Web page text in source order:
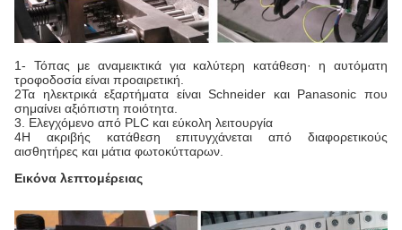
1- Τόπας με αναμεικτικά για καλύτερη κατάθεση· η αυτόματη
τροφοδοσία είναι προαιρετική.
2Τα ηλεκτρικά εξαρτήματα είναι Schneider και Panasonic που
σημαίνει αξιόπιστη ποιότητα.
3. Ελεγχόμενο από PLC και εύκολη λειτουργία
4Η ακριβής κατάθεση επιτυγχάνεται από διαφορετικούς
αισθητήρες και μάτια φωτοκύτταρων.
Εικόνα λεπτομέρειας